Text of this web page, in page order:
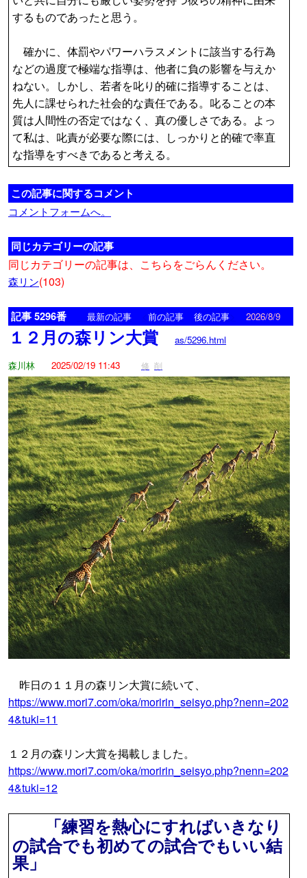
するものであったと思う。
確かに、体罰やパワーハラスメントに該当する行為
などの過度で極端な指導は、他者に負の影響を与えか
ねない。しかし、若者を叱り的確に指導することは、
先人に課せられた社会的な責任である。叱ることの本
質は人間性の否定ではなく、真の優しさである。よっ
て私は、叱責が必要な際には、しっかりと的確で率直
な指導をすべきであると考える。
この記事に関するコメント
コメントフォームへ。
同じカテゴリーの記事
同じカテゴリーの記事は、こちらをごらんください。
森リン(103)
記事 5296番 最新の記事 前の記事 後の記事 2026/8/9
１２月の森リン大賞
as/5296.html
森川林
2025/02/19 11:43 修 削
昨日の１１月の森リン大賞に続いて、
https://www.mori7.com/oka/moririn_seisyo.php?nenn=202
4&tuki=11
１２月の森リン大賞を掲載しました。
https://www.mori7.com/oka/moririn_seisyo.php?nenn=202
4&tuki=12
「練習を熱心にすればいきなり
の試合でも初めての試合でもいい結
果」